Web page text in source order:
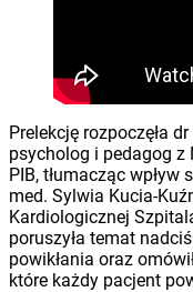
Prelekcję rozpoczęła
psycholog i pedagog
PIB, tłumacząc wpływ
med. Sylwia Kucia-
Kardiologicznej
poruszyła temat
powikłania oraz
które każdy pacjent